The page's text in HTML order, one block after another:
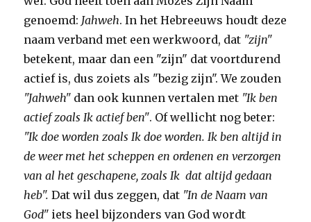
genoemd: Jahweh. In het Hebreeuws houdt deze
naam verband met een werkwoord, dat "zijn"
betekent, maar dan een "zijn" dat voortdurend
actief is, dus zoiets als "bezig zijn". We zouden
"Jahweh" dan ook kunnen vertalen met "Ik ben
actief zoals Ik actief ben". Of wellicht nog beter:
"Ik doe worden zoals Ik doe worden. Ik ben altijd in
de weer met het scheppen en ordenen en verzorgen
van al het geschapene, zoals Ik dat altijd gedaan
heb". Dat wil dus zeggen, dat "In de Naam van
God" iets heel bijzonders van God wordt